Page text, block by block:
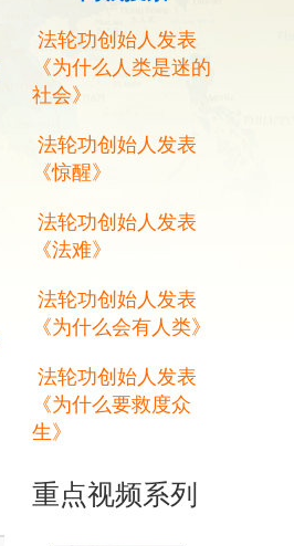
法轮功创始人发表
《为什么人类是迷的
社会》
法轮功创始人发表
《惊醒》
法轮功创始人发表
《法难》
法轮功创始人发表
《为什么会有人类》
法轮功创始人发表
《为什么要救度众
生》
重点视频系列